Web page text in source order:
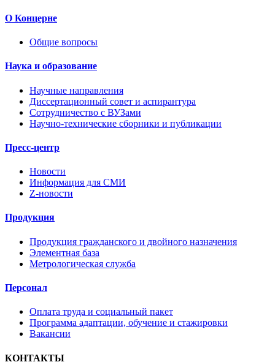
О Концерне
Общие вопросы
Наука и образование
Научные направления
Диссертационный совет и аспирантура
Сотрудничество с ВУЗами
Научно-технические сборники и публикации
Пресс-центр
Новости
Информация для СМИ
Z-новости
Продукция
Продукция гражданского и двойного назначения
Элементная база
Метрологическая служба
Персонал
Оплата труда и социальный пакет
Программа адаптации, обучение и стажировки
Вакансии
КОНТАКТЫ